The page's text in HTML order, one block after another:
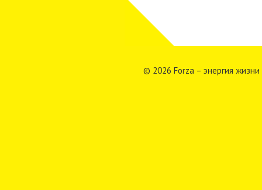
© 2026 Forza – энергия жизни